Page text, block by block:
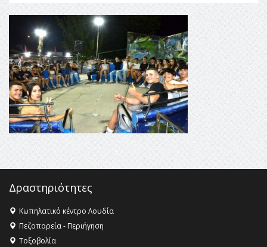
θεσμικές διαδικασίες υπάρχει μόνο η ευθύνη απέναντι
στις επόμενες γενιές»
16:35 -Το πρόγραμμα του ΠΑΟΚ στον δεύτερο γύρο του
Champions League!
16:27 -Όλυμπος: Εντάχθηκε στον Κατάλογο Παγκόσμιας
Κληρονομιάς της UNESCO – Ομόφωνη η απόφαση Ο
Όλυμπος αναγνωρίστηκε ως φυσικό και πολιτιστικό
αγαθό εξέχουσας οικουμενικής αξίας για την
ανθρωπότητα
16:18 - ΕΝΟΡΙΑΚΕΣ ΚΑΛΟΚΑΙΡΙΝΕΣ ΔΡΑΣΕΙΣ ΓΙΑ ΠΑΙΔΙΑ
ΣΤΗΝ ΕΔΕΣΣΑ
Δραστηριότητες
Κωπηλατικό κέντρο Λουδία
Πεζοπορεία - Περιήγηση
Τοξοβολία